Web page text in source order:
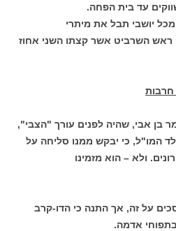
עד בית הפחה.
מכל יושבי תבל את מיתרי
ראש השרביט אשר קצתו השני אחוז
חרבות
בן אבי, שהיה לפנים עורך "הצבי",
המו"ל, כי יבקש ממנו סליחה על
ולא – הוא מזמינו
על זה, אך התנה כי הדו-קרב
בתפוחי אדמה.